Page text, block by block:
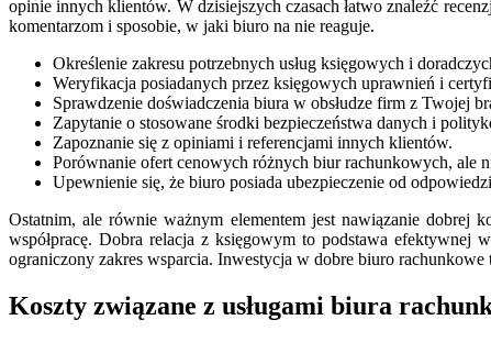
opinie innych klientów. W dzisiejszych czasach łatwo znaleźć
komentarzom i sposobie, w jaki biuro na nie reaguje.
Określenie zakresu potrzebnych usług księgowych i
Weryfikacja posiadanych przez księgowych uprawnień i
Sprawdzenie doświadczenia biura w obsłudze firm z Twojej
Zapytanie o stosowane środki bezpieczeństwa danych i
Zapoznanie się z opiniami i referencjami innych klientów.
Porównanie ofert cenowych różnych biur rachunkowych, ale
Upewnienie się, że biuro posiada ubezpieczenie od
Ostatnim, ale równie ważnym elementem jest nawiązanie
współpracę. Dobra relacja z księgowym to podstawa efektywnej
ograniczony zakres wsparcia. Inwestycja w dobre biuro
Koszty związane z usługami biura